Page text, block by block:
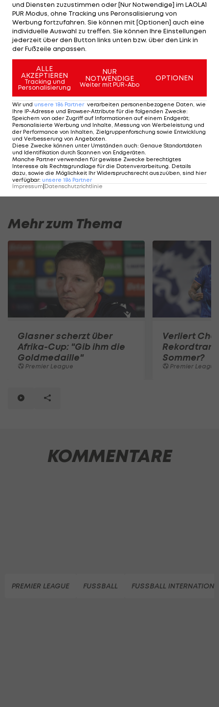
Jetzt oder im Sommer?
Entsprechend könnte es, sollten sich nicht bald
Erfolge einstellen, auch fürIgor Tudoreng werden.
jetzt bei einem Österreicher erkundigt.
sei ernsthafter Kandidat auf die Nachfolge des
Kroaten, er könnte sowohl mitten in der Saison als
auch zum Sommer Thema werden.
Der Vorarlberger ist seit Oktober 2025 ohne Klub.
Hütter coachte mitEintracht Frankfurt,Borussia
MönchengladbachundAS Monacobereits drei
Teams aus Topligen. DiePremier Leagueist, wie er
selbst sagt,sein Wunschziel >>>
Mehr zum Thema
Glasner scherzt über
Afrika-Cup: "Gib ihm die
Goldmedaille"
Premier League
Verliert
Sommer?
Premier League
KOMMENTARE
PREMIER LEAGUE FUSSBALL FUSSBALL
und Diensten zuzustimmen oder [Nur Notwendige] im LAOLA1
PUR Modus, ohne Tracking uns Peronsalisierung von
Werbung fortzufahren. Sie können mit [Optionen] auch eine
individuelle Auswahl zu treffen. Sie können Ihre Einstellungen
jederzeit über den Button links unten bzw. über den Link in
der Fußzeile anpassen.
ALLE
AKZEPTIEREN
Tracking und
Personalisierung
NUR
NOTWENDIGE
Weiter mit PUR-Abo
OPTIONEN
Wir und unsere 186 Partner verarbeiten personenbezogene Daten, wie
Ihre IP-Adresse und Browser-Attribute für die folgenden Zwecke:
Speichern von oder Zugriff auf Informationen auf einem Endgerät;
Personalisierte Werbung und Inhalte, Messung von Werbeleistung und
der Performance von Inhalten, Zielgruppenforschung sowie Entwicklung
und Verbesserung von Angeboten.
Diese Zwecke können unter Umständen auch: Genaue Standortdaten
und Identifikation durch Scannen von Endgeräten.
Manche Partner verwenden für gewisse Zwecke berechtigtes
Interesse als Rechtsgrundlage für die Datenverarbeitung. Details
dazu, sowie die Möglichkeit Ihr Widerspruchsrecht auszuüben, sind hier
verfügbar: unsere 186 Partner
Impressum Datenschutzrichtlinie